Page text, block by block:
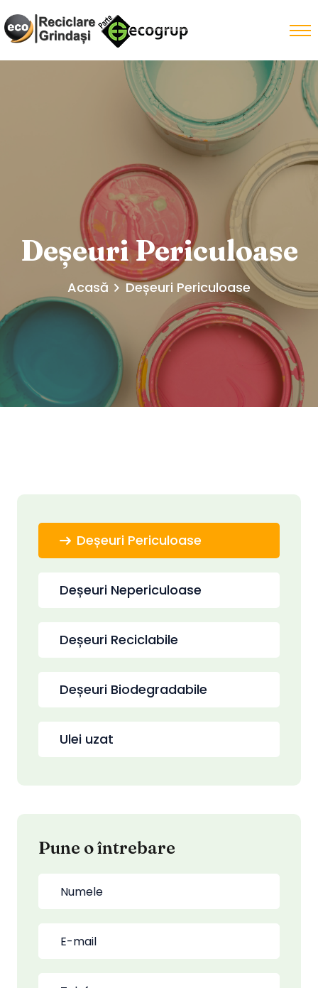
Deșeuri Periculoase
Acasă Deșeuri Periculoase
Deșeuri Periculoase
Deșeuri Nepericuloase
Deșeuri Reciclabile
Deșeuri Biodegradabile
Ulei uzat
Pune o întrebare